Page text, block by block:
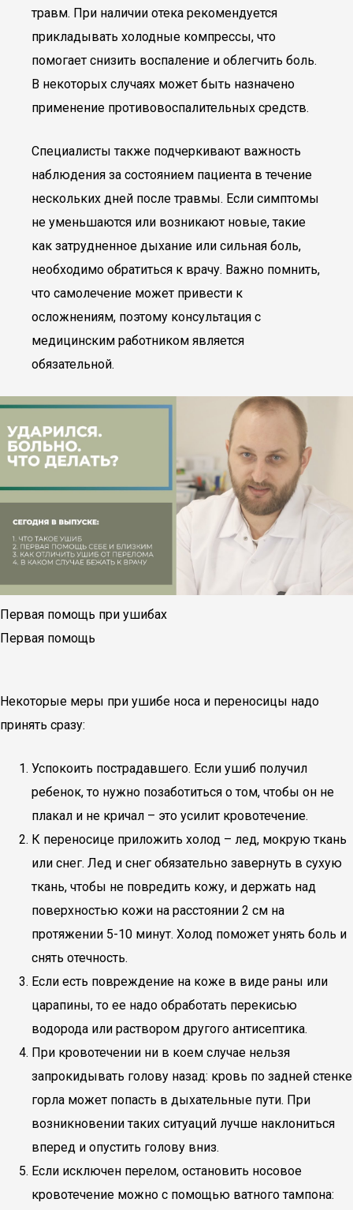
травм. При наличии отека рекомендуется
прикладывать холодные компрессы, что
помогает снизить воспаление и облегчить боль.
В некоторых случаях может быть назначено
применение противовоспалительных средств.
Специалисты также подчеркивают важность
наблюдения за состоянием пациента в течение
нескольких дней после травмы. Если симптомы
не уменьшаются или возникают новые, такие
как затрудненное дыхание или сильная боль,
необходимо обратиться к врачу. Важно помнить,
что самолечение может привести к
осложнениям, поэтому консультация с
медицинским работником является
обязательной.
Первая помощь при ушибах
Первая помощь
Некоторые меры при ушибе носа и переносицы надо
принять сразу:
Успокоить пострадавшего. Если ушиб получил
ребенок, то нужно позаботиться о том, чтобы он не
плакал и не кричал – это усилит кровотечение.
К переносице приложить холод – лед, мокрую ткань
или снег. Лед и снег обязательно завернуть в сухую
ткань, чтобы не повредить кожу, и держать над
поверхностью кожи на расстоянии 2 см на
протяжении 5-10 минут. Холод поможет унять боль и
снять отечность.
Если есть повреждение на коже в виде раны или
царапины, то ее надо обработать перекисью
водорода или раствором другого антисептика.
При кровотечении ни в коем случае нельзя
запрокидывать голову назад: кровь по задней стенке
горла может попасть в дыхательные пути. При
возникновении таких ситуаций лучше наклониться
вперед и опустить голову вниз.
Если исключен перелом, остановить носовое
кровотечение можно с помощью ватного тампона: